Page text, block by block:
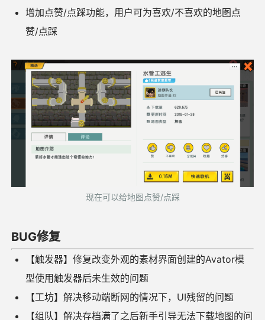
增加点赞/点踩功能，用户可为喜欢/不喜欢的地图点
赞/点踩
现在可以给地图点赞/点踩
BUG修复
【触发器】修复改变外观的素材界面创建的Avator模
型使用触发器后未生效的问题
【工坊】解决移动端断网的情况下，UI残留的问题
【组队】解决存档满了之后新手引导无法下载地图的问